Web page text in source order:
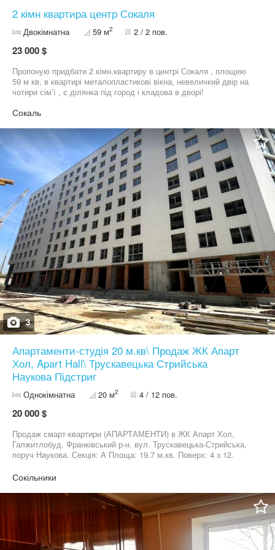
2 кімн квартира центр Сокаля
Двокімнатна 59 м2 2 / 2 пов.
23 000 $
Пропоную придбати 2 кімн.квартиру в центрі Сокаля , площею
59 м кв, в квартирі металопластикові вікна, невеличкий двір на
чотири сімʼї , є ділянка під город і кладова в дворі!
Сокаль
3
Апартаменти-студія 20 м.кв\ Продаж ЖК Апарт
Хол, Apart Hall\ Трускавецька Стрийська
Наукова Підстриг
Однокімнатна 20 м2 4 / 12 пов.
20 000 $
Продаж смарт-квартири (АПАРТАМЕНТИ) в ЖК Апарт Хол,
Галжитлобуд. Франківський р-н. вул. Трускавецька-Стрийська,
поруч Наукова. Секція: А Площа: 19.7 м.кв. Поверх: 4 з 12.
Наповнення: стяжка, штукатурка, батареї, вікна, двері,
варіант для інвестиції або власного проживання. Телефонуйте -
проведу показ апартаментів та надам всю необхідну
інформацію.
Сокільники